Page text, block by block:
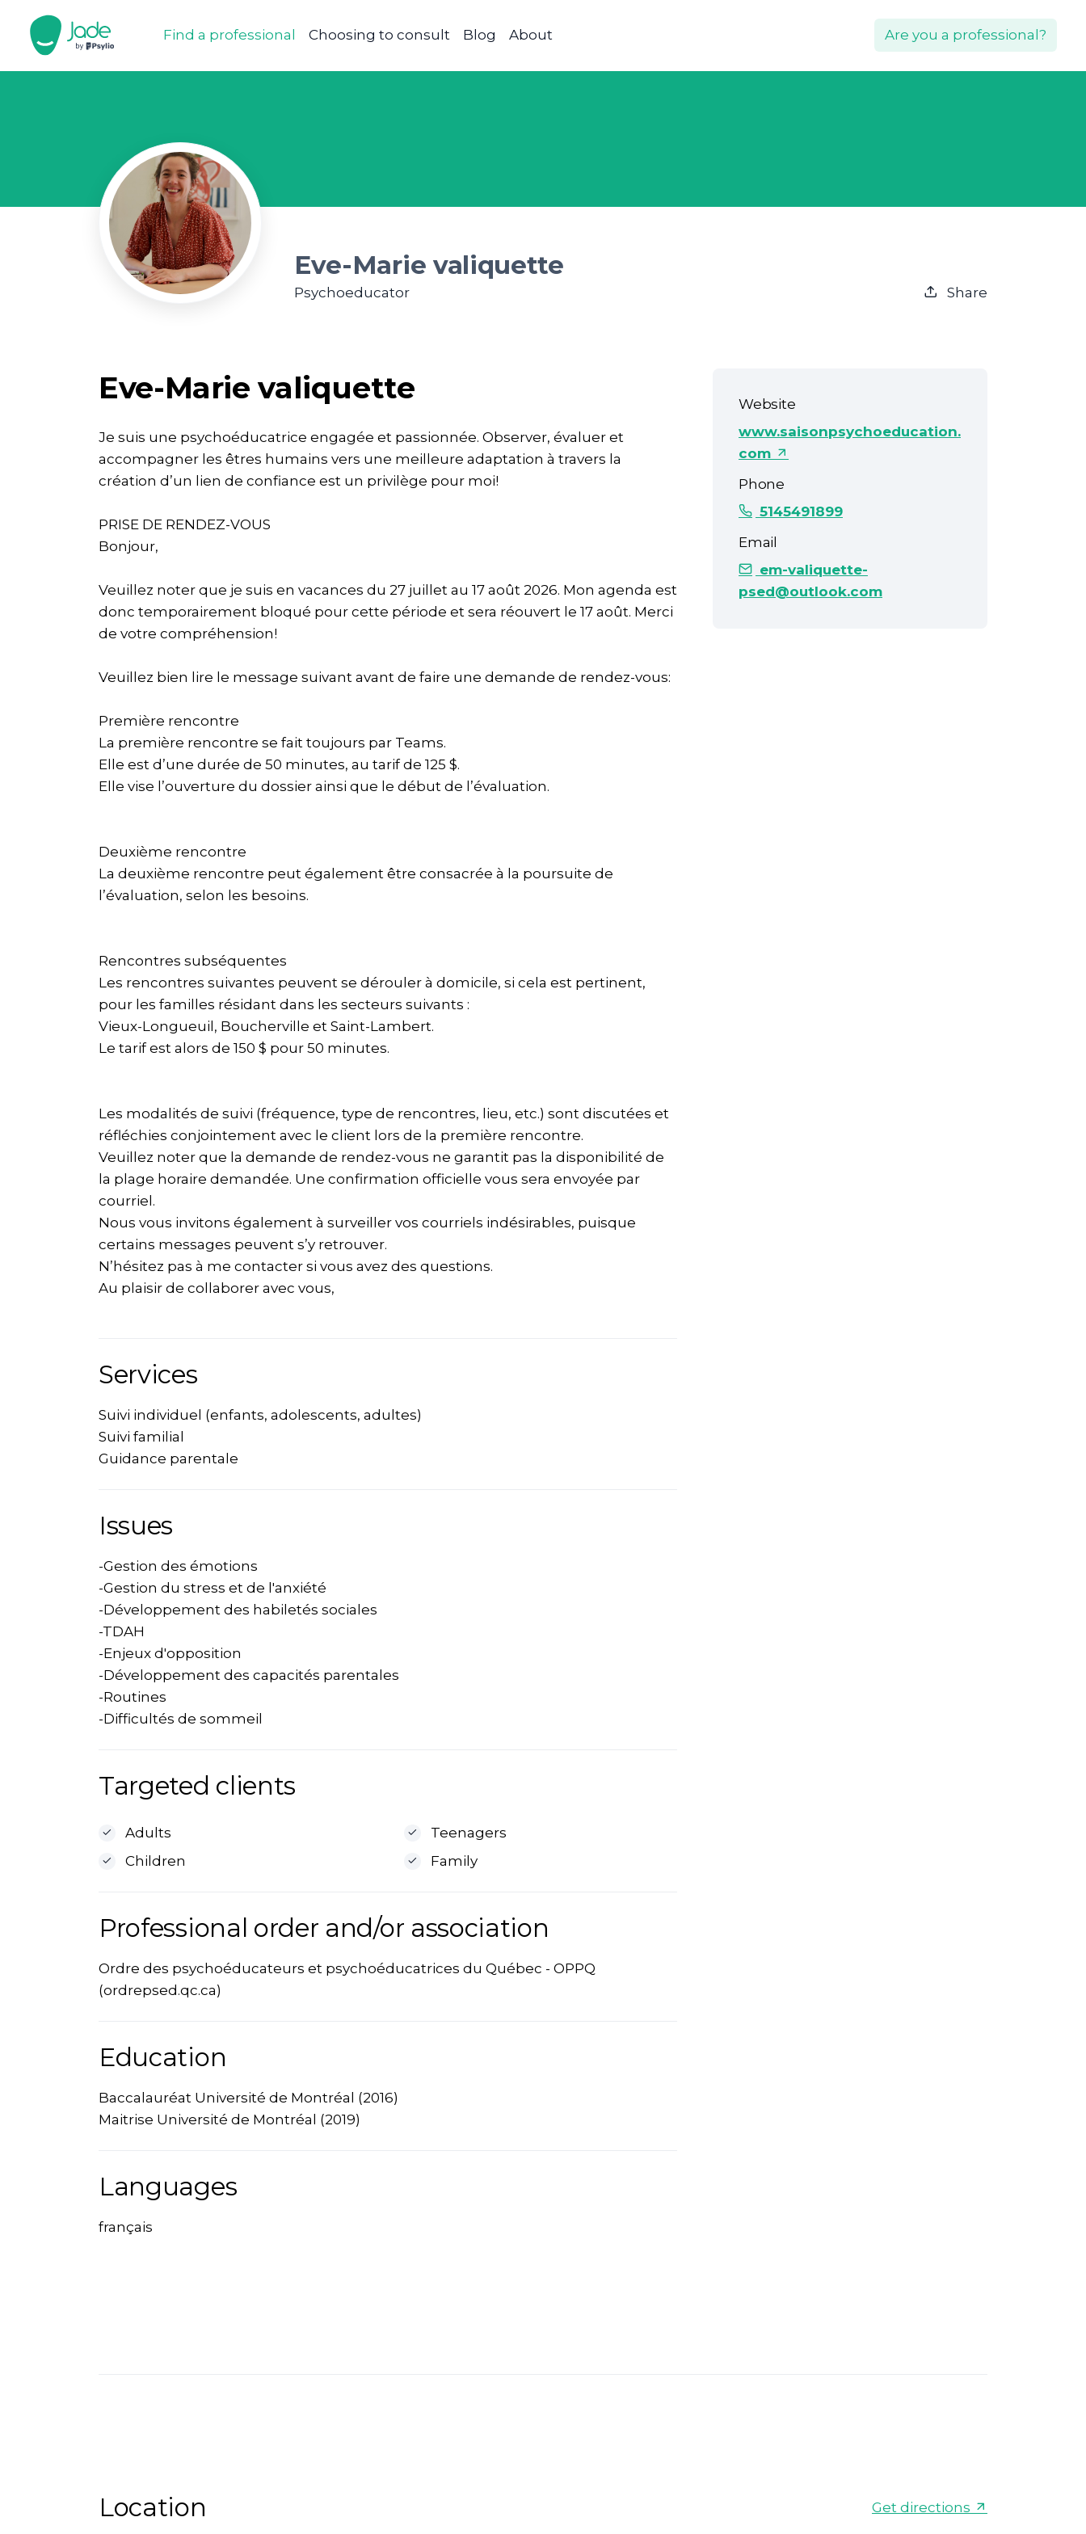
Find a professional Choosing to consult Blog About Are you a professional?
Eve-Marie valiquette
Psychoeducator Share
Eve-Marie valiquette
Je suis une psychoéducatrice engagée et passionnée. Observer, évaluer et
accompagner les êtres humains vers une meilleure adaptation à travers la
création d’un lien de confiance est un privilège pour moi!
PRISE DE RENDEZ-VOUS
Bonjour,
Veuillez noter que je suis en vacances du 27 juillet au 17 août 2026. Mon agenda est
donc temporairement bloqué pour cette période et sera réouvert le 17 août. Merci
de votre compréhension!
Veuillez bien lire le message suivant avant de faire une demande de rendez-vous:
Première rencontre
La première rencontre se fait toujours par Teams.
Elle est d’une durée de 50 minutes, au tarif de 125 $.
Elle vise l’ouverture du dossier ainsi que le début de l’évaluation.
Deuxième rencontre
La deuxième rencontre peut également être consacrée à la poursuite de
l’évaluation, selon les besoins.
Rencontres subséquentes
Les rencontres suivantes peuvent se dérouler à domicile, si cela est pertinent,
pour les familles résidant dans les secteurs suivants :
Vieux-Longueuil, Boucherville et Saint-Lambert.
Le tarif est alors de 150 $ pour 50 minutes.
Les modalités de suivi (fréquence, type de rencontres, lieu, etc.) sont discutées et
réfléchies conjointement avec le client lors de la première rencontre.
Veuillez noter que la demande de rendez-vous ne garantit pas la disponibilité de
la plage horaire demandée. Une confirmation officielle vous sera envoyée par
courriel.
Nous vous invitons également à surveiller vos courriels indésirables, puisque
certains messages peuvent s’y retrouver.
N’hésitez pas à me contacter si vous avez des questions.
Au plaisir de collaborer avec vous,
Services
Suivi individuel (enfants, adolescents, adultes)
Suivi familial
Guidance parentale
Issues
-Gestion des émotions
-Gestion du stress et de l'anxiété
-Développement des habiletés sociales
-TDAH
-Enjeux d'opposition
-Développement des capacités parentales
-Routines
-Difficultés de sommeil
Targeted clients
Adults
Teenagers
Children
Family
Professional order and/or association
Ordre des psychoéducateurs et psychoéducatrices du Québec - OPPQ
(ordrepsed.qc.ca)
Education
Baccalauréat Université de Montréal (2016)
Maitrise Université de Montréal (2019)
Languages
français
Website
www.saisonpsychoeducation.
com
Phone
5145491899
Email
em-valiquette-
psed@outlook.com
Location Get directions